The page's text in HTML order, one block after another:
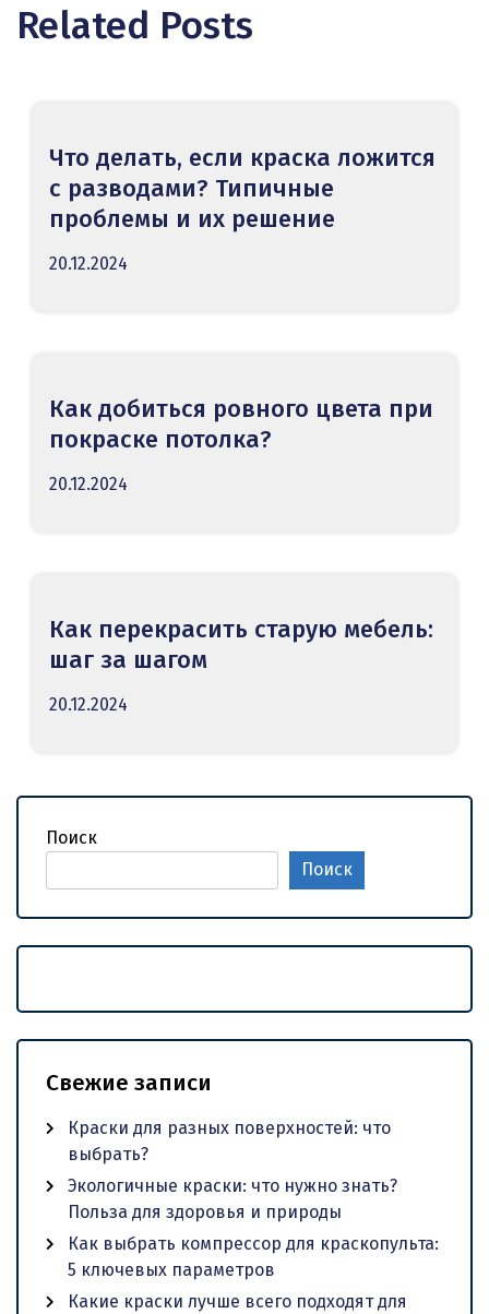
Related Posts
Что делать, если краска ложится
с разводами? Типичные
проблемы и их решение
20.12.2024
Как добиться ровного цвета при
покраске потолка?
20.12.2024
Как перекрасить старую мебель:
шаг за шагом
20.12.2024
Поиск
Поиск
Свежие записи
Краски для разных поверхностей: что
выбрать?
Экологичные краски: что нужно знать?
Польза для здоровья и природы
Как выбрать компрессор для краскопульта:
5 ключевых параметров
Какие краски лучше всего подходят для